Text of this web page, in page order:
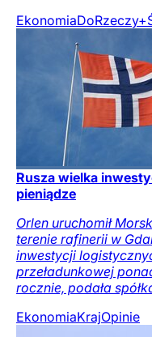
EkonomiaDoRzeczy+
Rusza wielka
pieniądze
Orlen uruchomił
terenie rafinerii w
inwestycji
przeładunkowej
rocznie, podała
EkonomiaKrajOpinie